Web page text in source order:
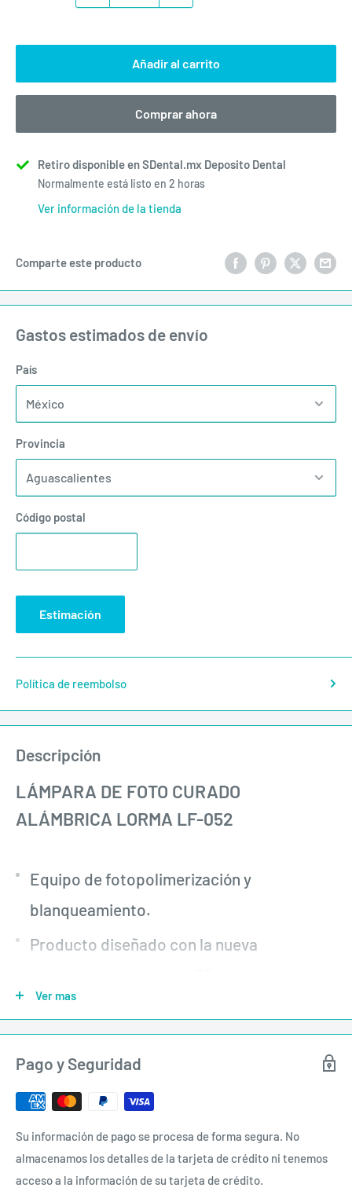
Añadir al carrito
Comprar ahora
Retiro disponible en SDental.mx Deposito Dental
Normalmente está listo en 2 horas
Ver información de la tienda
Comparte este producto
Gastos estimados de envío
País
Provincia
Código postal
Estimación
Política de reembolso
Descripción
LÁMPARA DE FOTO CURADO
ALÁMBRICA LORMA LF-052
Equipo de fotopolimerización y
blanqueamiento.
Producto diseñado con la nueva
dando un salida de potencia constante o
intensidad de 1800 mW/cm2, resultado por
ser controlado el sistema de operación
con un micro controlador.
La productividad de la lámpara es por el
Ver mas
Pago y Seguridad
Su información de pago se procesa de forma segura. No
almacenamos los detalles de la tarjeta de crédito ni tenemos
acceso a la información de su tarjeta de crédito.